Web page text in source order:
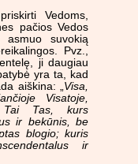
Vedoms,
pačios Vedos
suvokią
Pvz.,
ji daugiau
yra ta, kad
aiškina: „ Visa,
Visatoje,
Tai Tas, kurs
ir bekūnis, be
blogio; kuris
ir